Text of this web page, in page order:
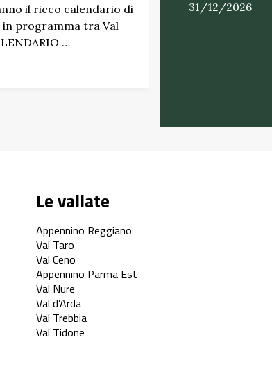
Pallavicino
Scopri i profumi inaspettati di erbe e frutti
Le vallate
Appennino Reggiano
Val Taro
Val Ceno
Appennino Parma Est
Val Nure
Val d’Arda
Val Trebbia
Val Tidone